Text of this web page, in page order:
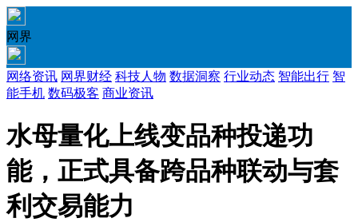
网界
网络资讯 网界财经 科技人物 数据洞察 行业动态 智能出行 智
能手机 数码极客 商业资讯
水母量化上线变品种投递功
能，正式具备跨品种联动与套
利交易能力